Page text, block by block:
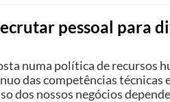
pessoal para
numa política de recursos
das competências técnicas
dos nossos negócios